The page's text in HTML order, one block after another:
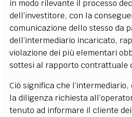
in modo rilevante il processo
dell’investitore, con la
comunicazione dello stesso da
dell’intermediario incaricato,
violazione dei più elementari
sottesi al rapporto contrattuale
Ciò significa che
la diligenza richiesta
tenuto ad informare il cliente